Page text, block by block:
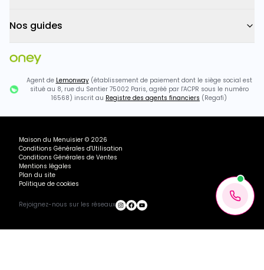
Nos guides
Agent de Lemonway(établissement de paiement dont le siège social est
situé au 8, rue du Sentier 75002 Paris, agréé par l'ACPR sous le numéro
16568) inscrit au Registre des agents financiers (Regafi)
Maison du Menuisier © 2026
Conditions Générales d'Utilisation
Conditions Générales de Ventes
Mentions légales
Plan du site
Politique de cookies
Rejoignez-nous sur les réseaux